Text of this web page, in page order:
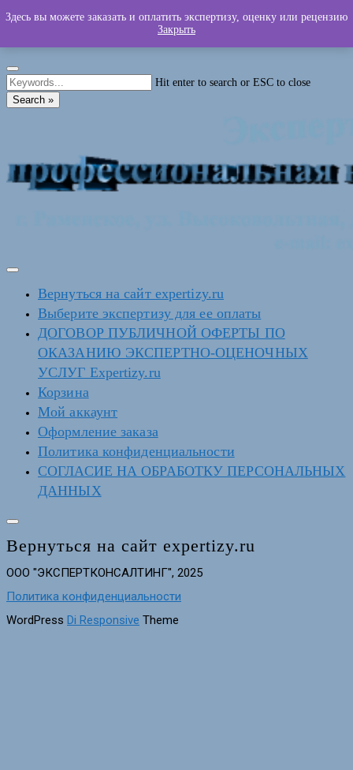
Skip
140104 Московская обл., г. Раменское, ул. Высоковольтная, д.22(495)
Hit enter to search or ESC to close
Search »
Вернуться на сайт expertizy.ru
Выберите экспертизу для ее оплаты
ДОГОВОР ПУБЛИЧНОЙ ОФЕРТЫ ПО
ОКАЗАНИЮ ЭКСПЕРТНО-ОЦЕНОЧНЫХ
УСЛУГ Expertizy.ru
Корзина
Мой аккаунт
Оформление заказа
Политика конфиденциальности
СОГЛАСИЕ НА ОБРАБОТКУ ПЕРСОНАЛЬНЫХ
ДАННЫХ
Вернуться на сайт expertizy.ru
ООО "ЭКСПЕРТКОНСАЛТИНГ", 2025
Политика конфиденциальности
WordPress Di Responsive Theme
Здесь вы можете заказать и оплатить экспертизу, оценку или рецензию
Закрыть